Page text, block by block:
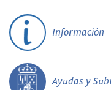
Información
Ayudas y